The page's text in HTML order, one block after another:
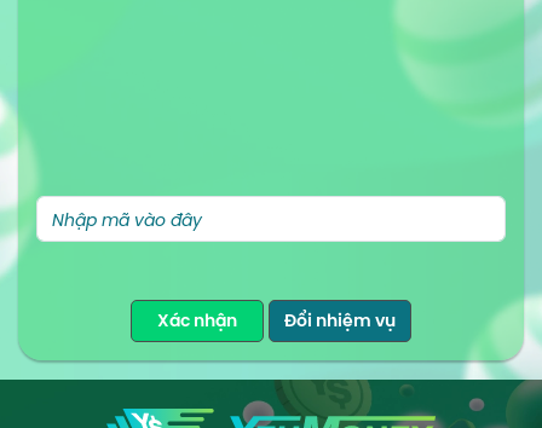
Xác nhận Đổi nhiệm vụ